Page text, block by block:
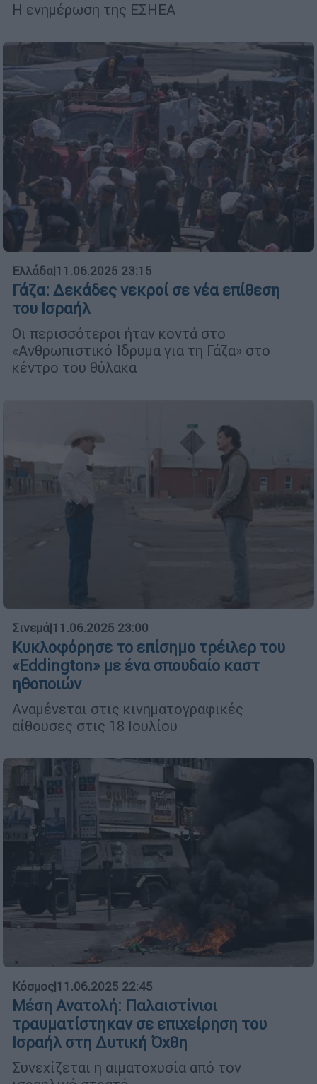
Η ενημέρωση της ΕΣΗΕΑ
Ελλάδα|11.06.2025 23:15
Γάζα: Δεκάδες νεκροί σε νέα επίθεση
του Ισραήλ
Οι περισσότεροι ήταν κοντά στο
«Ανθρωπιστικό Ίδρυμα για τη Γάζα» στο
κέντρο του θύλακα
Σινεμά|11.06.2025 23:00
Κυκλοφόρησε τo επίσημο τρέιλερ του
«Eddington» με ένα σπουδαίο καστ
ηθοποιών
Αναμένεται στις κινηματογραφικές
αίθουσες στις 18 Ιουλίου
Κόσμος|11.06.2025 22:45
Μέση Ανατολή: Παλαιστίνιοι
τραυματίστηκαν σε επιχείρηση του
Ισραήλ στη Δυτική Όχθη
Συνεχίζεται η αιματοχυσία από τον